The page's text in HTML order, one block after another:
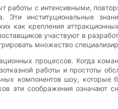
работы с интенсивными,
институциональные
как крепления
участвуют в
множество
процессов. Когда
работы и простоты
компонентов шоу,
эти соображения